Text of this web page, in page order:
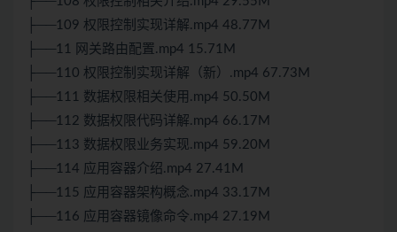
├──109 权限控制实现详解.mp4 48.77M
├──11 网关路由配置.mp4 15.71M
├──110 权限控制实现详解（新）.mp4 67.73M
├──111 数据权限相关使用.mp4 50.50M
├──112 数据权限代码详解.mp4 66.17M
├──113 数据权限业务实现.mp4 59.20M
├──114 应用容器介绍.mp4 27.41M
├──115 应用容器架构概念.mp4 33.17M
├──116 应用容器镜像命令.mp4 27.19M